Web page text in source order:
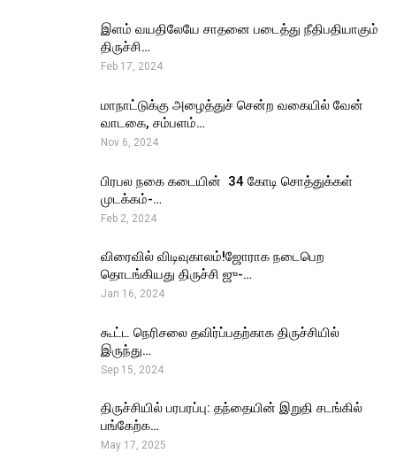
இளம் வயதிலேயே சாதனை படைத்து நீதிபதியாகும்
திருச்சி…
Feb 17, 2024
மாநாட்டுக்கு அழைத்துச் சென்ற வகையில் வேன்
வாடகை, சம்பளம்…
Nov 6, 2024
பிரபல நகை கடையின் ₹ 34 கோடி சொத்துக்கள்
முடக்கம்-…
Feb 2, 2024
விரைவில் விடிவுகாலம்!ஜோராக நடைபெற
தொடங்கியது திருச்சி ஜு-…
Jan 16, 2024
கூட்ட நெரிசலை தவிர்ப்பதற்காக திருச்சியில்
இருந்து…
Sep 15, 2024
திருச்சியில் பரபரப்பு: தந்தையின் இறுதி சடங்கில்
பங்கேற்க…
May 17, 2025